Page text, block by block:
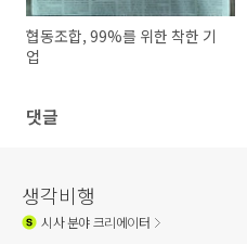
협동조합, 99%를 위한 착한 기
업
댓글
생각비행
시사분야 크리에이터